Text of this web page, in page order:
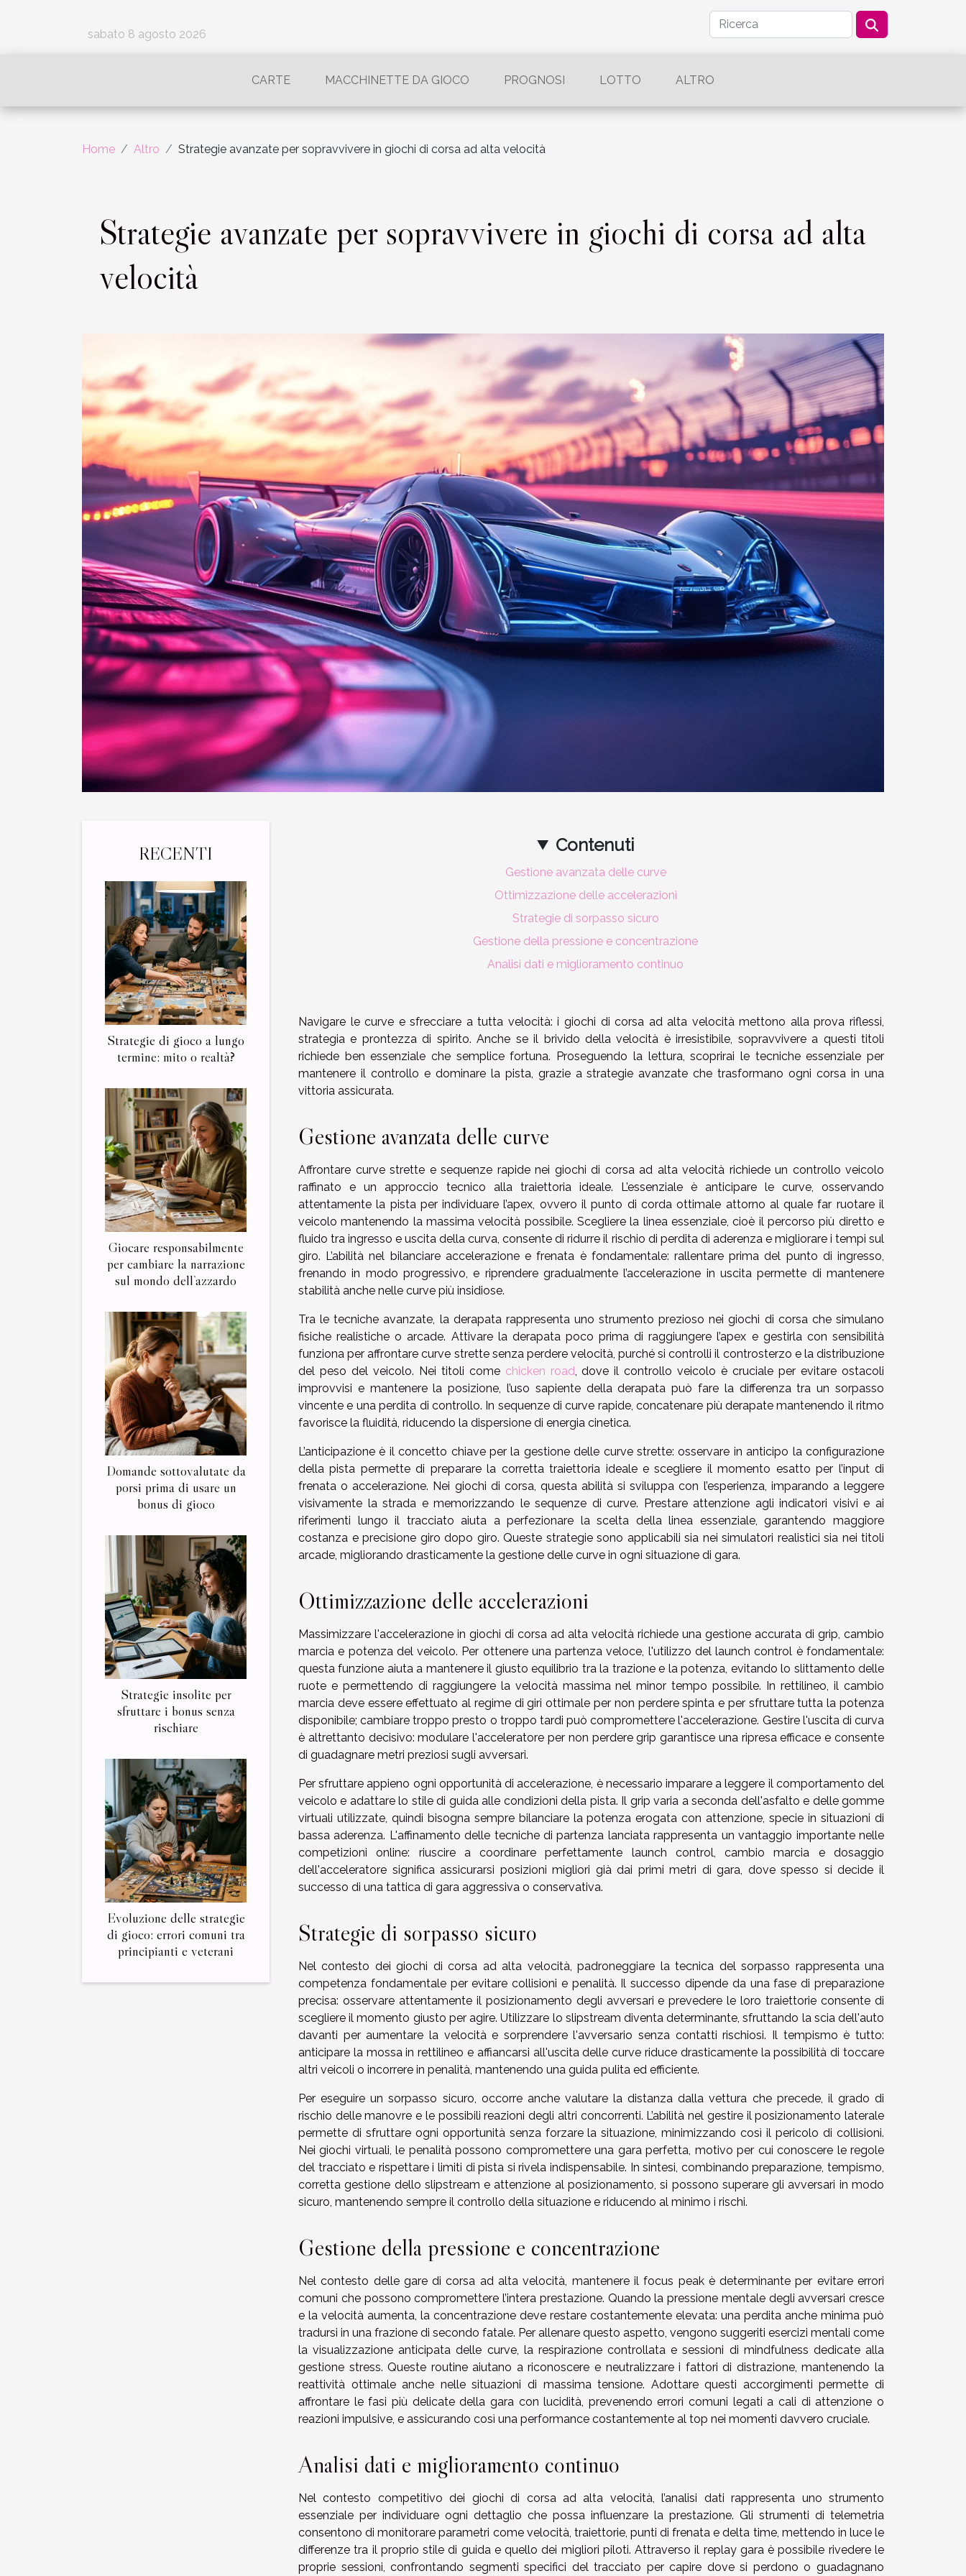
sabato 8 agosto 2026
CARTE MACCHINETTE DA GIOCO PROGNOSI LOTTO ALTRO
Home Altro Strategie avanzate per sopravvivere in giochi di corsa ad alta velocità
Strategie avanzate per sopravvivere in giochi di corsa ad alta
velocità
RECENTI
Strategie di gioco a lungo
termine: mito o realtà?
Giocare responsabilmente
per cambiare la narrazione
sul mondo dell’azzardo
Domande sottovalutate da
porsi prima di usare un
bonus di gioco
Strategie insolite per
sfruttare i bonus senza
rischiare
Evoluzione delle strategie
di gioco: errori comuni tra
principianti e veterani
Contenuti
Gestione avanzata delle curve
Ottimizzazione delle accelerazioni
Strategie di sorpasso sicuro
Gestione della pressione e concentrazione
Analisi dati e miglioramento continuo
Navigare le curve e sfrecciare a tutta velocità: i giochi di corsa ad alta velocità mettono alla prova riflessi,
strategia e prontezza di spirito. Anche se il brivido della velocità è irresistibile, sopravvivere a questi titoli
richiede ben essenziale che semplice fortuna. Proseguendo la lettura, scoprirai le tecniche essenziale per
mantenere il controllo e dominare la pista, grazie a strategie avanzate che trasformano ogni corsa in una
vittoria assicurata.
Gestione avanzata delle curve
Affrontare curve strette e sequenze rapide nei giochi di corsa ad alta velocità richiede un controllo veicolo
raffinato e un approccio tecnico alla traiettoria ideale. L’essenziale è anticipare le curve, osservando
attentamente la pista per individuare l’apex, ovvero il punto di corda ottimale attorno al quale far ruotare il
veicolo mantenendo la massima velocità possibile. Scegliere la linea essenziale, cioè il percorso più diretto e
fluido tra ingresso e uscita della curva, consente di ridurre il rischio di perdita di aderenza e migliorare i tempi sul
giro. L’abilità nel bilanciare accelerazione e frenata è fondamentale: rallentare prima del punto di ingresso,
frenando in modo progressivo, e riprendere gradualmente l’accelerazione in uscita permette di mantenere
stabilità anche nelle curve più insidiose.
Tra le tecniche avanzate, la derapata rappresenta uno strumento prezioso nei giochi di corsa che simulano
fisiche realistiche o arcade. Attivare la derapata poco prima di raggiungere l’apex e gestirla con sensibilità
funziona per affrontare curve strette senza perdere velocità, purché si controlli il controsterzo e la distribuzione
del peso del veicolo. Nei titoli come chicken road , dove il controllo veicolo è cruciale per evitare ostacoli
improvvisi e mantenere la posizione, l’uso sapiente della derapata può fare la differenza tra un sorpasso
vincente e una perdita di controllo. In sequenze di curve rapide, concatenare più derapate mantenendo il ritmo
favorisce la fluidità, riducendo la dispersione di energia cinetica.
L’anticipazione è il concetto chiave per la gestione delle curve strette: osservare in anticipo la configurazione
della pista permette di preparare la corretta traiettoria ideale e scegliere il momento esatto per l’input di
frenata o accelerazione. Nei giochi di corsa, questa abilità si sviluppa con l’esperienza, imparando a leggere
visivamente la strada e memorizzando le sequenze di curve. Prestare attenzione agli indicatori visivi e ai
riferimenti lungo il tracciato aiuta a perfezionare la scelta della linea essenziale, garantendo maggiore
costanza e precisione giro dopo giro. Queste strategie sono applicabili sia nei simulatori realistici sia nei titoli
arcade, migliorando drasticamente la gestione delle curve in ogni situazione di gara.
Ottimizzazione delle accelerazioni
Massimizzare l'accelerazione in giochi di corsa ad alta velocità richiede una gestione accurata di grip, cambio
marcia e potenza del veicolo. Per ottenere una partenza veloce, l'utilizzo del launch control è fondamentale:
questa funzione aiuta a mantenere il giusto equilibrio tra la trazione e la potenza, evitando lo slittamento delle
ruote e permettendo di raggiungere la velocità massima nel minor tempo possibile. In rettilineo, il cambio
marcia deve essere effettuato al regime di giri ottimale per non perdere spinta e per sfruttare tutta la potenza
disponibile; cambiare troppo presto o troppo tardi può compromettere l'accelerazione. Gestire l'uscita di curva
è altrettanto decisivo: modulare l'acceleratore per non perdere grip garantisce una ripresa efficace e consente
di guadagnare metri preziosi sugli avversari.
Per sfruttare appieno ogni opportunità di accelerazione, è necessario imparare a leggere il comportamento del
veicolo e adattare lo stile di guida alle condizioni della pista. Il grip varia a seconda dell'asfalto e delle gomme
virtuali utilizzate, quindi bisogna sempre bilanciare la potenza erogata con attenzione, specie in situazioni di
bassa aderenza. L'affinamento delle tecniche di partenza lanciata rappresenta un vantaggio importante nelle
competizioni online: riuscire a coordinare perfettamente launch control, cambio marcia e dosaggio
dell'acceleratore significa assicurarsi posizioni migliori già dai primi metri di gara, dove spesso si decide il
successo di una tattica di gara aggressiva o conservativa.
Strategie di sorpasso sicuro
Nel contesto dei giochi di corsa ad alta velocità, padroneggiare la tecnica del sorpasso rappresenta una
competenza fondamentale per evitare collisioni e penalità. Il successo dipende da una fase di preparazione
precisa: osservare attentamente il posizionamento degli avversari e prevedere le loro traiettorie consente di
scegliere il momento giusto per agire. Utilizzare lo slipstream diventa determinante, sfruttando la scia dell'auto
davanti per aumentare la velocità e sorprendere l'avversario senza contatti rischiosi. Il tempismo è tutto:
anticipare la mossa in rettilineo e affiancarsi all'uscita delle curve riduce drasticamente la possibilità di toccare
altri veicoli o incorrere in penalità, mantenendo una guida pulita ed efficiente.
Per eseguire un sorpasso sicuro, occorre anche valutare la distanza dalla vettura che precede, il grado di
rischio delle manovre e le possibili reazioni degli altri concorrenti. L’abilità nel gestire il posizionamento laterale
permette di sfruttare ogni opportunità senza forzare la situazione, minimizzando così il pericolo di collisioni.
Nei giochi virtuali, le penalità possono compromettere una gara perfetta, motivo per cui conoscere le regole
del tracciato e rispettare i limiti di pista si rivela indispensabile. In sintesi, combinando preparazione, tempismo,
corretta gestione dello slipstream e attenzione al posizionamento, si possono superare gli avversari in modo
sicuro, mantenendo sempre il controllo della situazione e riducendo al minimo i rischi.
Gestione della pressione e concentrazione
Nel contesto delle gare di corsa ad alta velocità, mantenere il focus peak è determinante per evitare errori
comuni che possono compromettere l’intera prestazione. Quando la pressione mentale degli avversari cresce
e la velocità aumenta, la concentrazione deve restare costantemente elevata: una perdita anche minima può
tradursi in una frazione di secondo fatale. Per allenare questo aspetto, vengono suggeriti esercizi mentali come
la visualizzazione anticipata delle curve, la respirazione controllata e sessioni di mindfulness dedicate alla
gestione stress. Queste routine aiutano a riconoscere e neutralizzare i fattori di distrazione, mantenendo la
reattività ottimale anche nelle situazioni di massima tensione. Adottare questi accorgimenti permette di
affrontare le fasi più delicate della gara con lucidità, prevenendo errori comuni legati a cali di attenzione o
reazioni impulsive, e assicurando così una performance costantemente al top nei momenti davvero cruciale.
Analisi dati e miglioramento continuo
Nel contesto competitivo dei giochi di corsa ad alta velocità, l’analisi dati rappresenta uno strumento
essenziale per individuare ogni dettaglio che possa influenzare la prestazione. Gli strumenti di telemetria
consentono di monitorare parametri come velocità, traiettorie, punti di frenata e delta time, mettendo in luce le
differenze tra il proprio stile di guida e quello dei migliori piloti. Attraverso il replay gara è possibile rivedere le
proprie sessioni, confrontando segmenti specifici del tracciato per capire dove si perdono o guadagnano